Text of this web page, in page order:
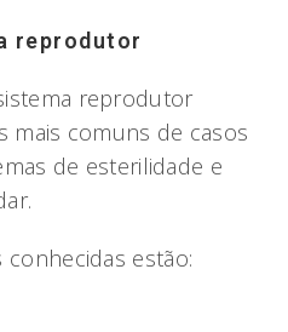
reprodutor
reprodutor
mais comuns de casos
de esterilidade e
conhecidas estão: